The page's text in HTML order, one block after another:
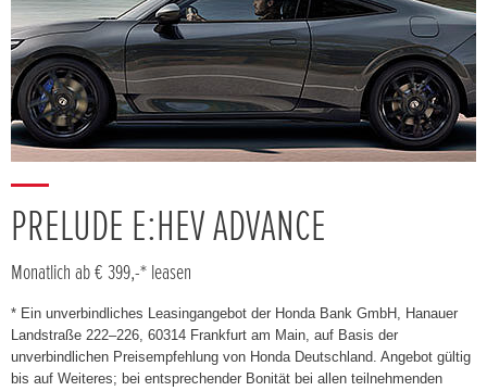
PRELUDE E:HEV ADVANCE
Monatlich ab € 399,-* leasen
* Ein unverbindliches Leasingangebot der Honda Bank GmbH, Hanauer
Landstraße 222–226, 60314 Frankfurt am Main, auf Basis der
unverbindlichen Preisempfehlung von Honda Deutschland. Angebot gültig
bis auf Weiteres; bei entsprechender Bonität bei allen teilnehmenden